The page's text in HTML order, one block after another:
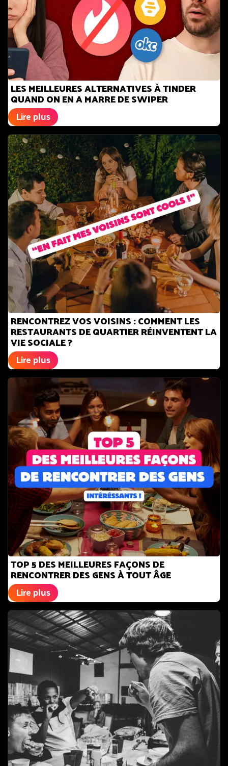
LES MEILLEURES ALTERNATIVES À TINDER
QUAND ON EN A MARRE DE SWIPER
Lire plus
RENCONTREZ VOS VOISINS : COMMENT LES
RESTAURANTS DE QUARTIER RÉINVENTENT LA
VIE SOCIALE ?
Lire plus
TOP 5 DES MEILLEURES FAÇONS DE
RENCONTRER DES GENS À TOUT ÂGE
Lire plus